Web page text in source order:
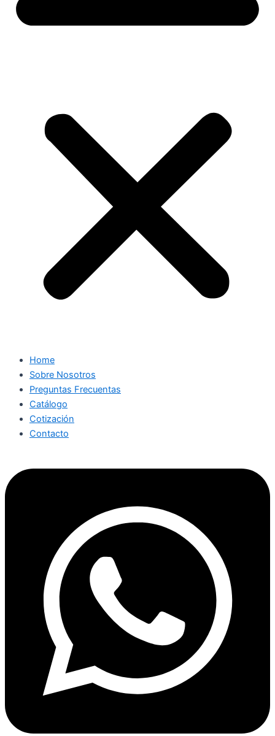
Home
Sobre Nosotros
Preguntas Frecuentas
Catálogo
Cotización
Contacto